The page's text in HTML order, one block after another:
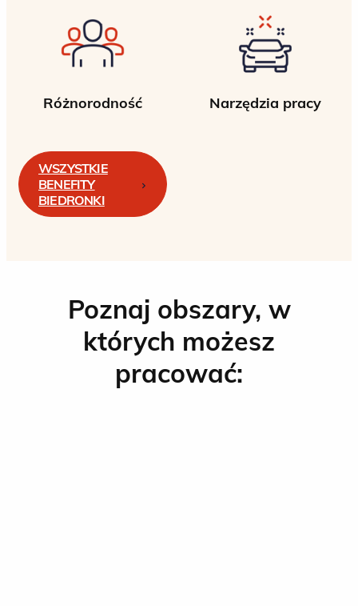
Różnorodność Narzędzia pracy
WSZYSTKIE
BENEFITY
BIEDRONKI
Poznaj obszary, w
których możesz
pracować: